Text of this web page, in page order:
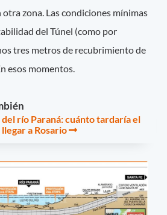
zona. Las condiciones mínimas
del Túnel (como por
tres metros de recubrimiento de
esos momentos.
del río Paraná: cuánto tardaría el
llegar a Rosario